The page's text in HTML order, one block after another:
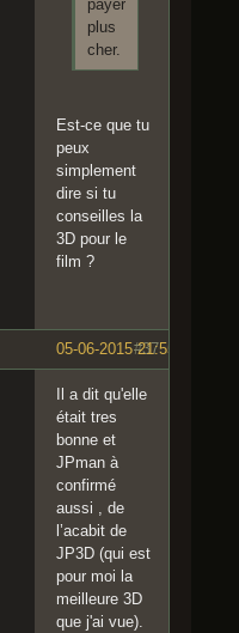
payer
plus
cher.
Est-ce que tu
peux
simplement
dire si tu
conseilles la
3D pour le
film ?
#37
05-06-2015 21:55:38
Il a dit qu'elle
était tres
bonne et
JPman à
confirmé
aussi , de
l’acabit de
JP3D (qui est
pour moi la
meilleure 3D
que j'ai vue).